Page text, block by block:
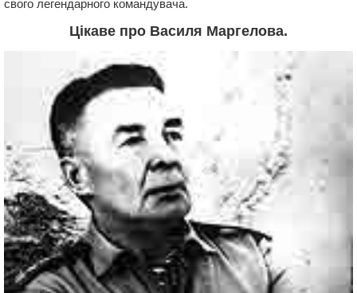
свого легендарного командувача.
Цікаве про Василя Маргелова.